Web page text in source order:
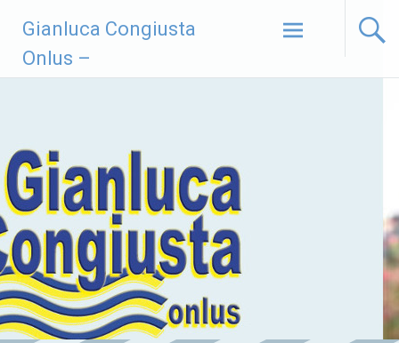
contenuto
Gianluca Congiusta
Onlus –